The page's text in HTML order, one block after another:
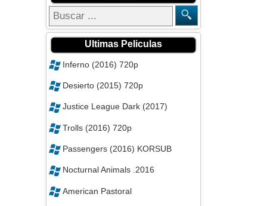
Ultimas Peliculas
Inferno (2016) 720p
Desierto (2015) 720p
Justice League Dark (2017)
Trolls (2016) 720p
Passengers (2016) KORSUB
Nocturnal Animals .2016
American Pastoral